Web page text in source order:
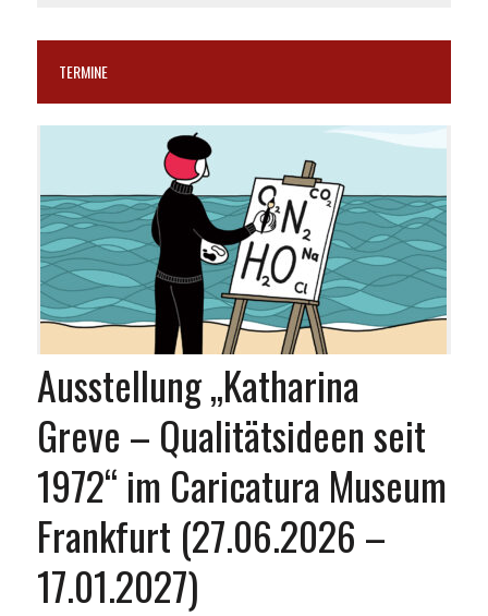
TERMINE
Ausstellung „Katharina
Greve – Qualitätsideen seit
1972“ im Caricatura Museum
Frankfurt (27.06.2026 –
17.01.2027)